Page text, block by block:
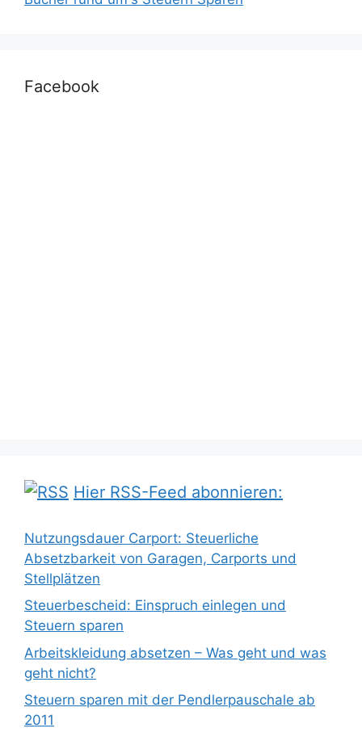
Facebook
Hier RSS-Feed abonnieren:
Nutzungsdauer Carport: Steuerliche
Absetzbarkeit von Garagen, Carports und
Stellplätzen
Steuerbescheid: Einspruch einlegen und
Steuern sparen
Arbeitskleidung absetzen – Was geht und was
geht nicht?
Steuern sparen mit der Pendlerpauschale ab
2011